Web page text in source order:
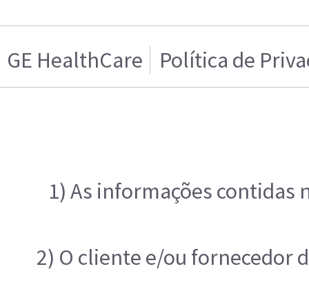
GE HealthCare Política de
1) As informações contidas
2) O cliente e/ou fornecedor